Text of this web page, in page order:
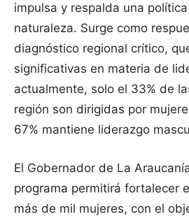
impulsa y respalda una
naturaleza. Surge como
diagnóstico regional crítico,
significativas en materia de
actualmente, solo el 33% de
región son dirigidas por
67% mantiene liderazgo
El Gobernador de La
programa permitirá fortalecer
más de mil mujeres, con el